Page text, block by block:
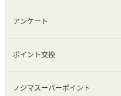
アンケート
ポイント交換
ノジマスーパーポイント